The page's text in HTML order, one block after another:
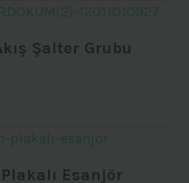
Şalter Grubu
Esanjör